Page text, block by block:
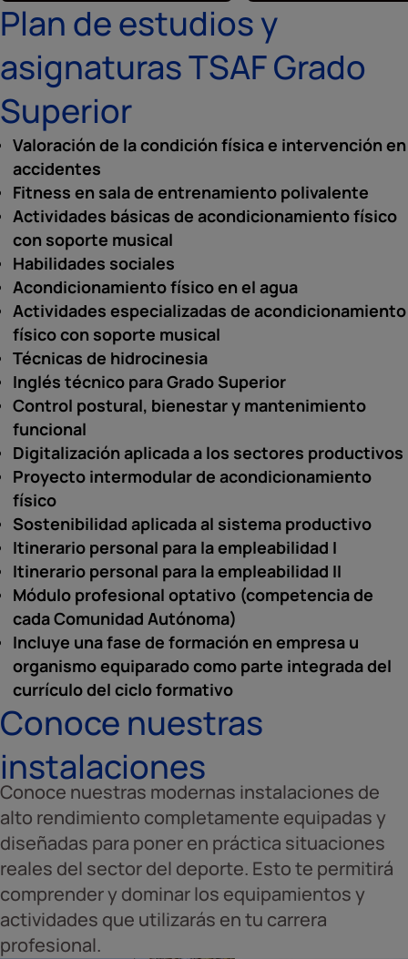
Plan de estudios y
asignaturas TSAF Grado
Superior
Valoración de la condición física e intervención en
accidentes
Fitness en sala de entrenamiento polivalente
Actividades básicas de acondicionamiento físico
con soporte musical
Habilidades sociales
Acondicionamiento físico en el agua
Actividades especializadas de acondicionamiento
físico con soporte musical
Técnicas de hidrocinesia
Inglés técnico para Grado Superior
Control postural, bienestar y mantenimiento
funcional
Digitalización aplicada a los sectores productivos
Proyecto intermodular de acondicionamiento
físico
Sostenibilidad aplicada al sistema productivo
Itinerario personal para la empleabilidad I
Itinerario personal para la empleabilidad II
Módulo profesional optativo (competencia de
cada Comunidad Autónoma)
Incluye una fase de formación en empresa u
organismo equiparado como parte integrada del
currículo del ciclo formativo
Conoce nuestras
instalaciones
Conoce nuestras modernas instalaciones de
alto rendimiento completamente equipadas y
diseñadas para poner en práctica situaciones
reales del sector del deporte. Esto te permitirá
comprender y dominar los equipamientos y
actividades que utilizarás en tu carrera
profesional.